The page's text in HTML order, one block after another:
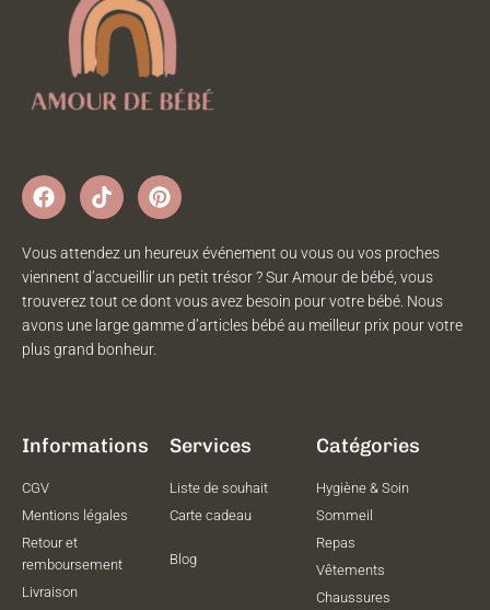
Vous attendez un heureux événement ou vous ou vos proches
viennent d’accueillir un petit trésor ? Sur Amour de bébé, vous
trouverez tout ce dont vous avez besoin pour votre bébé. Nous
avons une large gamme d’articles bébé au meilleur prix pour votre
plus grand bonheur.
Informations
CGV
Mentions légales
Retour et
remboursement
Livraison
Services
Liste de souhait
Carte cadeau
Blog
Catégories
Hygiène & Soin
Sommeil
Repas
Vêtements
Chaussures